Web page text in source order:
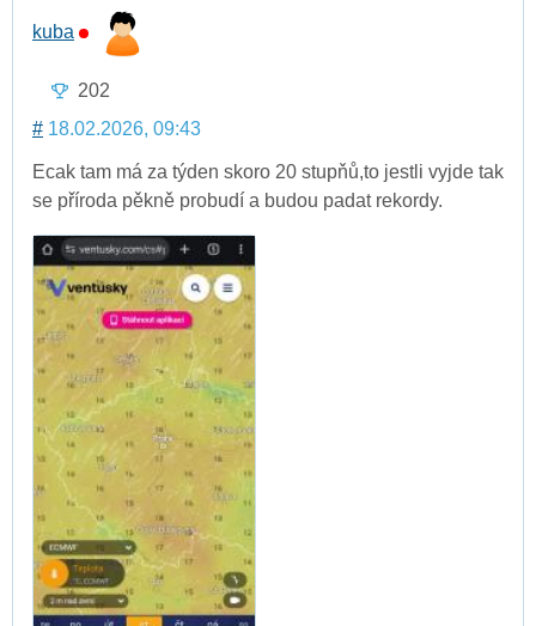
kuba
202
# 18.02.2026, 09:43
Ecak tam má za týden skoro 20 stupňů,to jestli vyjde tak
se příroda pěkně probudí a budou padat rekordy.